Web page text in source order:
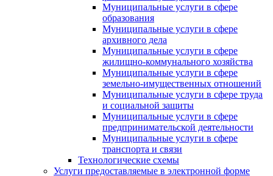
Муниципальные услуги в сфере
образования
Муниципальные услуги в сфере
архивного дела
Муниципальные услуги в сфере
жилищно-коммунального хозяйства
Муниципальные услуги в сфере
земельно-имущественных отношений
Муниципальные услуги в сфере труда
и социальной защиты
Муниципальные услуги в сфере
предпринимательской деятельности
Муниципальные услуги в сфере
транспорта и связи
Технологические схемы
Услуги предоставляемые в электронной форме